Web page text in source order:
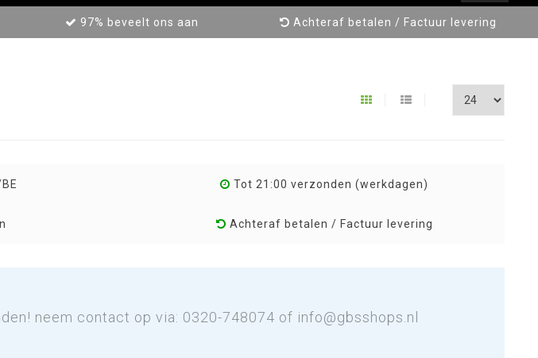
97% beveelt ons aan Achteraf betalen / Factuur levering
Tot 21:00 verzonden (werkdagen)
Achteraf betalen / Factuur levering
neem contact op via: 0320-748074 of info@gbsshops.nl